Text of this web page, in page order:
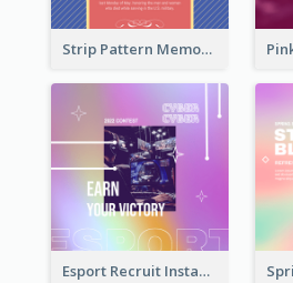
Strip Pattern Memorial Day Instagram Post
Esport Recruit Instagram Post